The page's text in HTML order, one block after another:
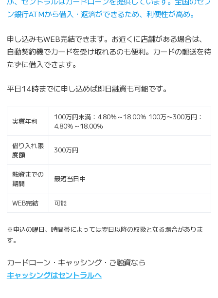
ン銀行ATMから借入・返済ができるため、利便性が高め。
申し込みもWEB完結できます。お近くに店舗がある場合は、
自動契約機でカードを受け取れるのも便利。カードの郵送を待
たずに借入できます。
平日14時までに申し込めば即日融資も可能です。
実質年利
100万円未満：4.80％～18.00％ 100万〜300万円：
4.80％～18.00％
借り入れ限
度額
300万円
融資までの
期間
最短当日中
WEB完結 可能
※申込の曜日、時間帯によっては翌日以降の取扱となる場合がありま
す。
カードローン・キャッシング・ご融資なら
キャッシングはセントラルへ